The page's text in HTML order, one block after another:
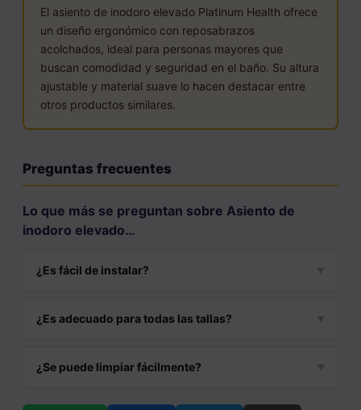
El asiento de inodoro elevado Platinum Health ofrece
un diseño ergonómico con reposabrazos
acolchados, ideal para personas mayores que
buscan comodidad y seguridad en el baño. Su altura
ajustable y material suave lo hacen destacar entre
otros productos similares.
Preguntas frecuentes
Lo que más se preguntan sobre Asiento de
inodoro elevado…
¿Es fácil de instalar?
¿Es adecuado para todas las tallas?
¿Se puede limpiar fácilmente?